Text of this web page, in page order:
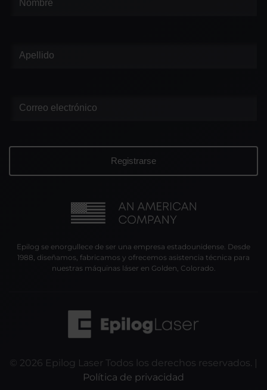
Epilog se enorgullece de ser una empresa estadounidense. Desde
1988, diseñamos, fabricamos y ofrecemos asistencia técnica para
nuestras máquinas láser en Golden, Colorado.
© 2026 Epilog Laser Todos los derechos reservados. |
Política de privacidad